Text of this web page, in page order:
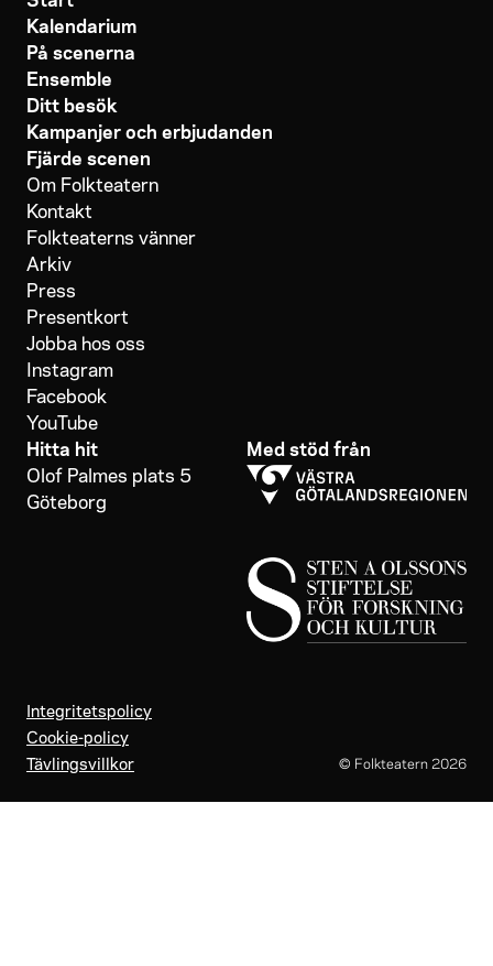
Kalendarium
På scenerna
Ensemble
Ditt besök
Kampanjer och erbjudanden
Fjärde scenen
Om Folkteatern
Kontakt
Folkteaterns vänner
Arkiv
Press
Presentkort
Jobba hos oss
Instagram
Facebook
YouTube
Hitta hit
Olof Palmes plats 5
Göteborg
Med stöd från
Integritetspolicy
Cookie-policy
Tävlingsvillkor
© Folkteatern 2026